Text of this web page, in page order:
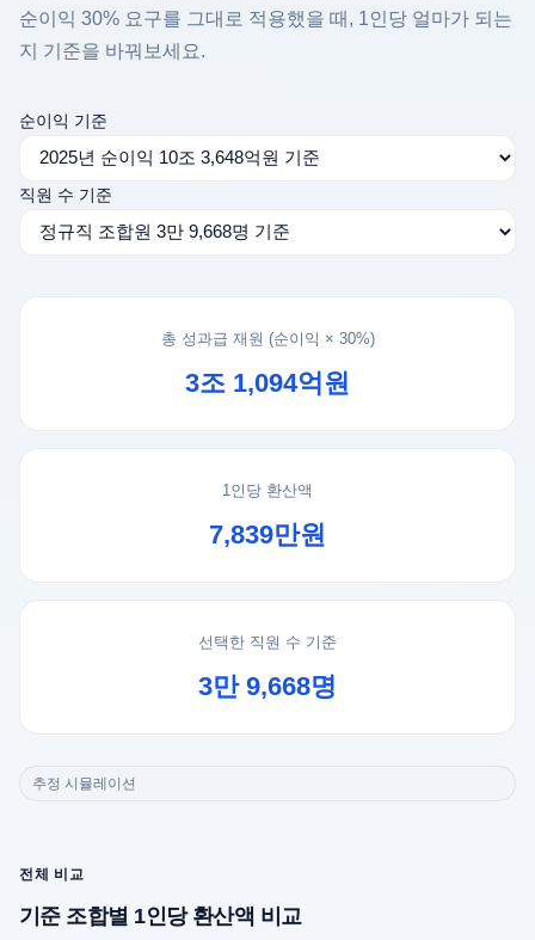
순이익 30% 요구를 그대로 적용했을 때, 1인당 얼마가 되는
지 기준을 바꿔보세요.
순이익 기준
직원 수 기준
총 성과급 재원 (순이익 × 30%)
3조 1,094억원
1인당 환산액
7,839만원
선택한 직원 수 기준
3만 9,668명
추정 시뮬레이션
전체 비교
기준 조합별 1인당 환산액 비교